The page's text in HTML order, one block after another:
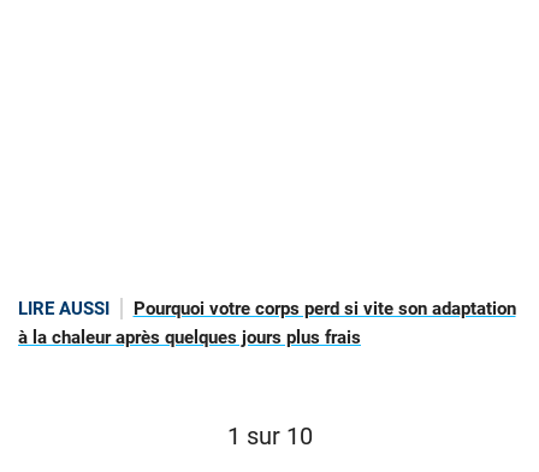
LIRE AUSSI
Pourquoi votre corps perd si vite son adaptation
à la chaleur après quelques jours plus frais
1 sur 10